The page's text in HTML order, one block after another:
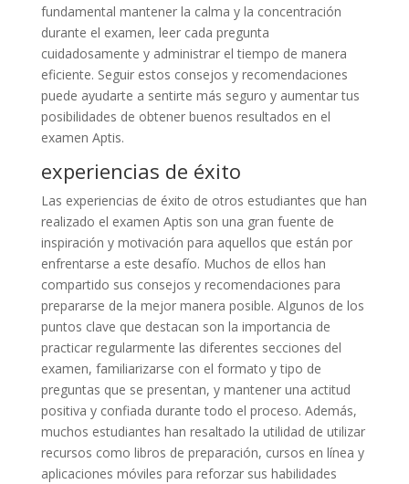
fundamental mantener la calma y la concentración
durante el examen, leer cada pregunta
cuidadosamente y administrar el tiempo de manera
eficiente. Seguir estos consejos y recomendaciones
puede ayudarte a sentirte más seguro y aumentar tus
posibilidades de obtener buenos resultados en el
examen Aptis.
experiencias de éxito
Las experiencias de éxito de otros estudiantes que han
realizado el examen Aptis son una gran fuente de
inspiración y motivación para aquellos que están por
enfrentarse a este desafío. Muchos de ellos han
compartido sus consejos y recomendaciones para
prepararse de la mejor manera posible. Algunos de los
puntos clave que destacan son la importancia de
practicar regularmente las diferentes secciones del
examen, familiarizarse con el formato y tipo de
preguntas que se presentan, y mantener una actitud
positiva y confiada durante todo el proceso. Además,
muchos estudiantes han resaltado la utilidad de utilizar
recursos como libros de preparación, cursos en línea y
aplicaciones móviles para reforzar sus habilidades